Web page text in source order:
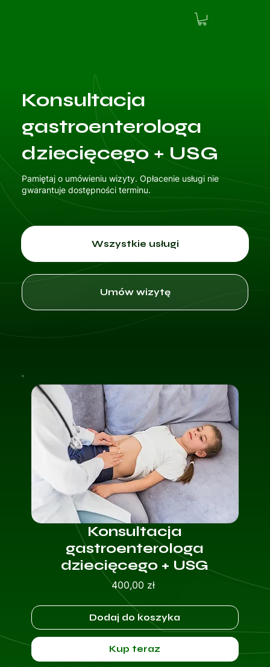
Konsultacja
gastroenterologa
dziecięcego + USG
Pamiętaj o umówieniu wizyty. Opłacenie usługi nie
gwarantuje dostępności terminu.
Wszystkie usługi
Umów wizytę
Konsultacja
gastroenterologa
dziecięcego + USG
400,00 złCena
Dodaj do koszyka
Kup teraz